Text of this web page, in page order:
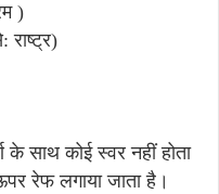
)
राष्ट्र)
साथ कोई स्वर नहीं होता
रेफ लगाया जाता है।